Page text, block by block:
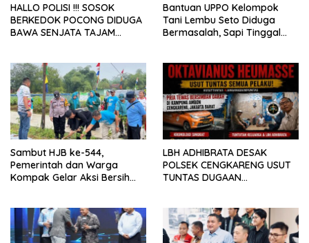
HALLO POLISI !!! SOSOK
BERKEDOK POCONG DIDUGA
BAWA SENJATA TAJAM
LEBONG
Bantuan UPPO Kelompok
Tani Lembu Seto Diduga
Bermasalah, Sapi Tinggal
Sambut HJB ke-544,
Pemerintah dan Warga
Kompak Gelar Aksi Bersih
LBH ADHIBRATA DESAK
POLSEK CENGKARENG USUT
TUNTAS DUGAAN